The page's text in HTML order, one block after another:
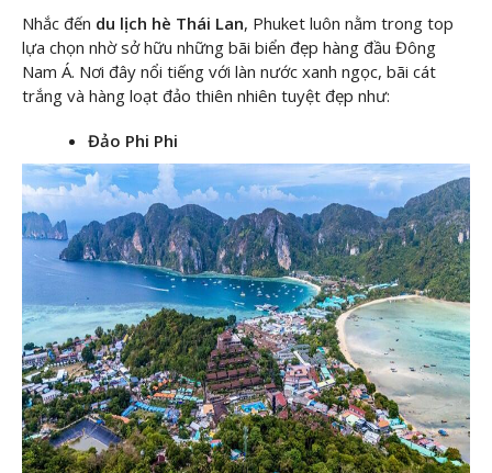
Nhắc đến du lịch hè Thái Lan, Phuket luôn nằm trong top
lựa chọn nhờ sở hữu những bãi biển đẹp hàng đầu Đông
Nam Á. Nơi đây nổi tiếng với làn nước xanh ngọc, bãi cát
trắng và hàng loạt đảo thiên nhiên tuyệt đẹp như:
Đảo Phi Phi